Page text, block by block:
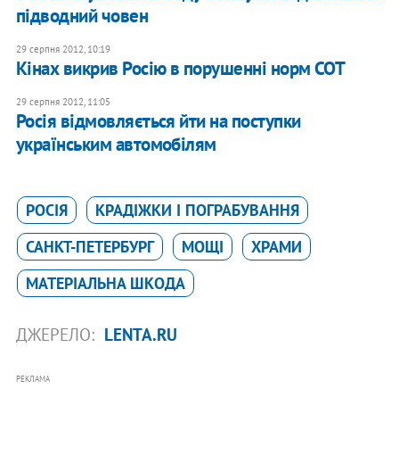
підводний човен
29 серпня 2012, 10:19
Кінах викрив Росію в порушенні норм СОТ
29 серпня 2012, 11:05
Росія відмовляється йти на поступки
українським автомобілям
РОСІЯ
КРАДІЖКИ І ПОГРАБУВАННЯ
САНКТ-ПЕТЕРБУРГ
МОЩІ
ХРАМИ
МАТЕРІАЛЬНА ШКОДА
ДЖЕРЕЛО: LENTA.RU
РЕКЛАМА